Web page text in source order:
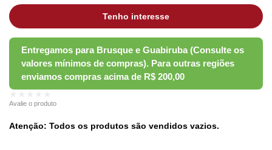
Tenho interesse
Avalie o produto
Atenção: Todos os produtos são vendidos vazios.